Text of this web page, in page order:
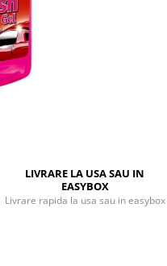
LIVRARE LA USA SAU IN
EASYBOX
Livrare rapida la usa sau in easybox